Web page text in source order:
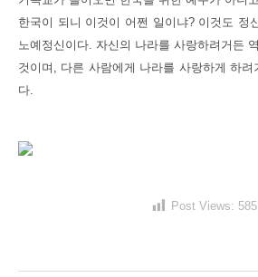
한국이 되니 이것이 어쩐 일이냐? 이것도 정
노예정신이다. 자신의 나라를 사랑하려거든
것이며, 다른 사람에게 나라를 사랑하게 하
다.
Post Views: 585